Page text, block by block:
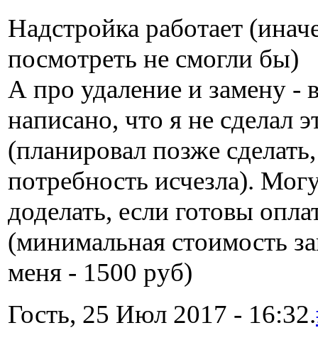
Надстройка работает
посмотреть не смогли бы)
А про удаление и замену - в
написано, что я не сделал
(планировал позже
потребность исчезла).
доделать, если готовы
(минимальная стоимость
меня - 1500 руб)
Гость, 25 Июл 2017 - 16:32.